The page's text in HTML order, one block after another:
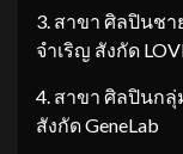
3. สาขา ศิลปินช
จำเริญ สังกัด
4. สาขา ศิลปินกลุ่
สังกัด GeneLab